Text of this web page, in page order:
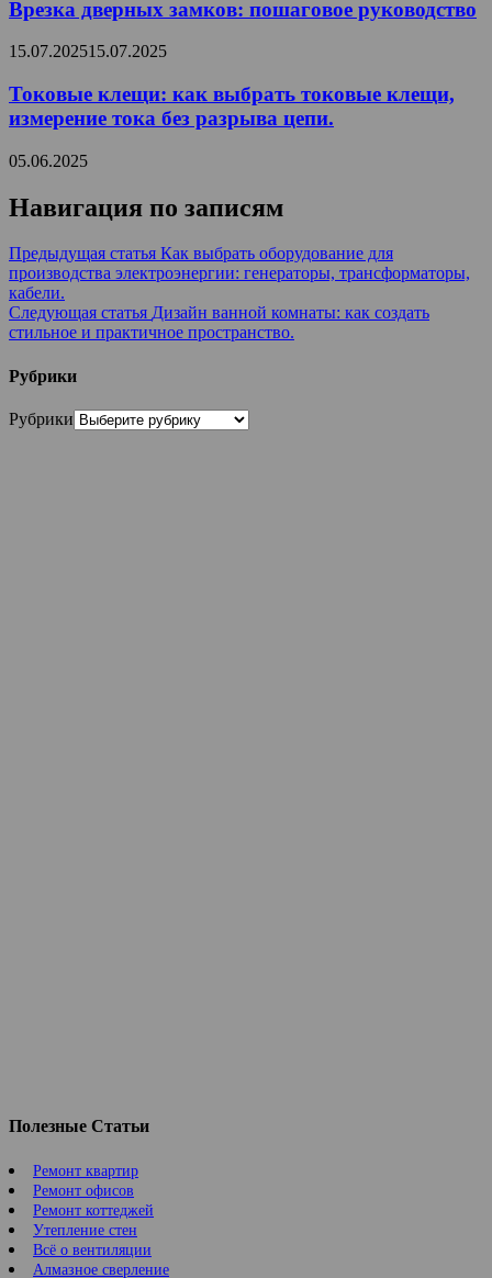
Врезка дверных замков: пошаговое руководство
15.07.202515.07.2025
Токовые клещи: как выбрать токовые клещи,
измерение тока без разрыва цепи.
05.06.2025
Навигация по записям
Предыдущая статья Как выбрать оборудование для
производства электроэнергии: генераторы, трансформаторы,
кабели.
Следующая статья Дизайн ванной комнаты: как создать
стильное и практичное пространство.
Рубрики
Рубрики
Полезные Статьи
Ремонт квартир
Ремонт офисов
Ремонт коттеджей
Утепление стен
Всё о вентиляции
Алмазное сверление